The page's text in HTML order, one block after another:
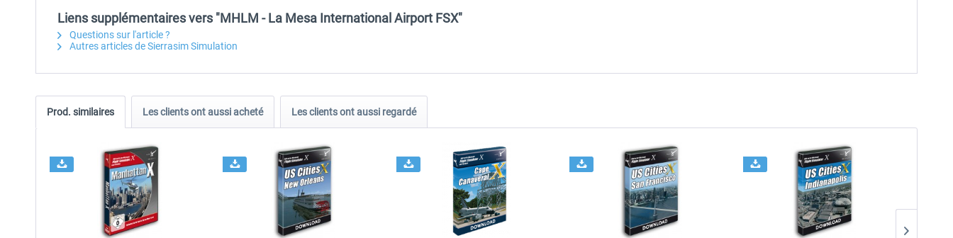
Liens supplémentaires vers "MHLM - La Mesa International Airport FSX"
Questions sur l'article ?
Autres articles de Sierrasim Simulation
Prod. similaires Les clients ont aussi acheté Les clients ont aussi regardé